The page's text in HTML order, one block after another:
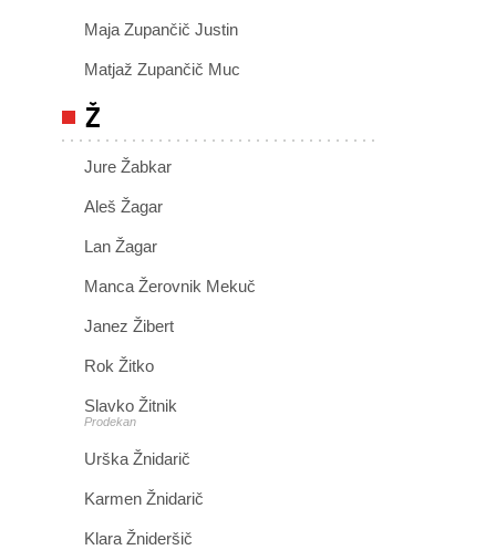
Maja Zupančič Justin
Matjaž Zupančič Muc
Ž
Jure Žabkar
Aleš Žagar
Lan Žagar
Manca Žerovnik Mekuč
Janez Žibert
Rok Žitko
Slavko Žitnik
Prodekan
Urška Žnidarič
Karmen Žnidarič
Klara Žnideršič